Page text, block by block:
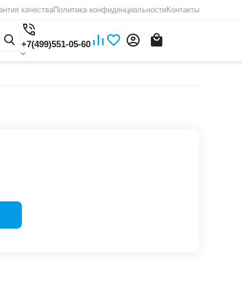
качестваПолитика конфиденциальностиКонтакты
+7(499)551-05-60